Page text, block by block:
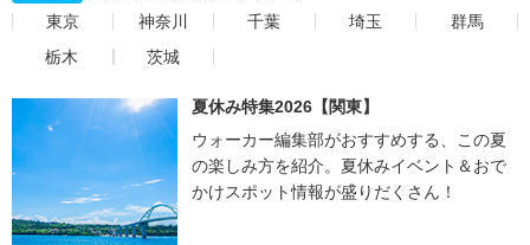
東京
神奈川 千葉 埼玉
群馬
栃木
茨城
夏休み特集2026【関東】
ウォーカー編集部がおすすめする、この夏
の楽しみ方を紹介。夏休みイベント＆おで
かけスポット情報が盛りだくさん！